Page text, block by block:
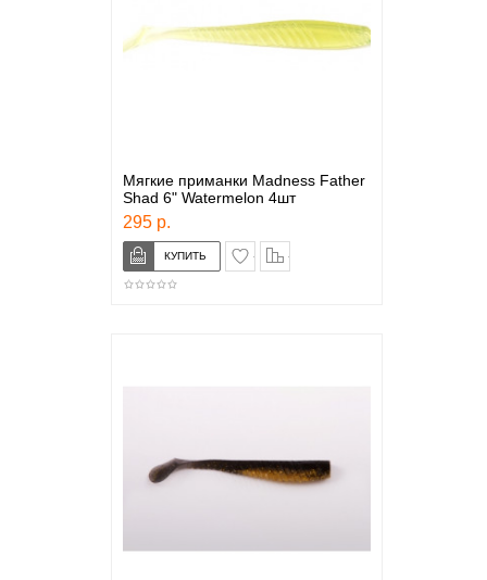
Мягкие приманки Madness Father
Shad 6" Watermelon 4шт
295 р.
в закладки